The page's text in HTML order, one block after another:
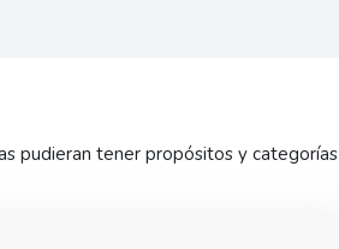
pudieran tener propósitos y categorías